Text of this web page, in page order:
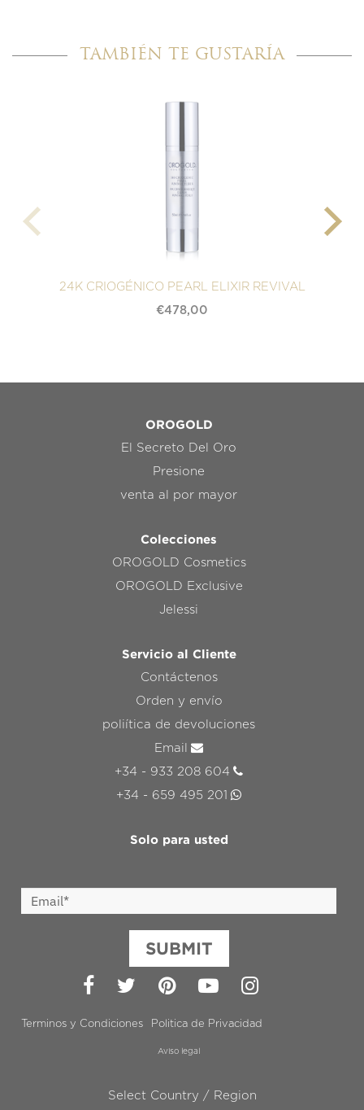
TAMBIÉN TE GUSTARÍA
24K CRIOGÉNICO PEARL ELIXIR REVIVAL
€478,00
OROGOLD
El Secreto Del Oro
Presione
venta al por mayor
Colecciones
OROGOLD Cosmetics
OROGOLD Exclusive
Jelessi
Servicio al Cliente
Contáctenos
Orden y envío
poliítica de devoluciones
Email
+34 - 933 208 604
+34 - 659 495 201
Solo para usted
SUBMIT
Facebook
TwitterPinterest
YouTubeInstagram
Terminos y Condiciones Politica de Privacidad
Aviso legal
Select Country / Region